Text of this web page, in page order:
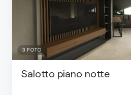
3 FOTO
Salotto piano notte